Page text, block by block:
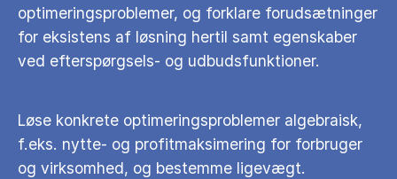
optimeringsproblemer, og forklare forudsætninger
for eksistens af løsning hertil samt egenskaber
ved efterspørgsels- og udbudsfunktioner.
Løse konkrete optimeringsproblemer algebraisk,
f.eks. nytte- og profitmaksimering for forbruger
og virksomhed, og bestemme ligevægt.